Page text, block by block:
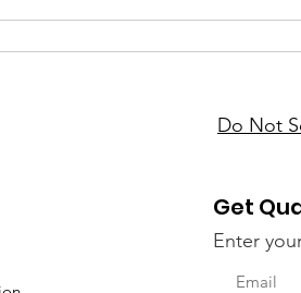
Get
Enter
Do Not